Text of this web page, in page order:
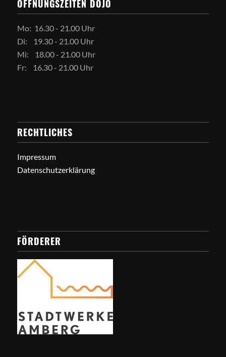
ÖFFNUNGSZEITEN DOJO
Mo: 16.30 - 21.00 Uhr
Di: 19.30 - 21.00 Uhr
Mi: 18.00 - 21.00 Uhr
Fr: 16.30 - 21.00 Uhr
RECHTLICHES
Impressum
Datenschutzerklärung
FÖRDERER